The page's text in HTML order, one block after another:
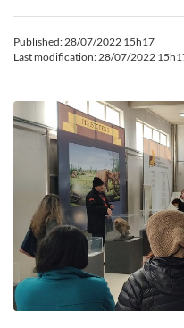
Published: 28/07/2022 15h17
Last modification: 28/07/2022